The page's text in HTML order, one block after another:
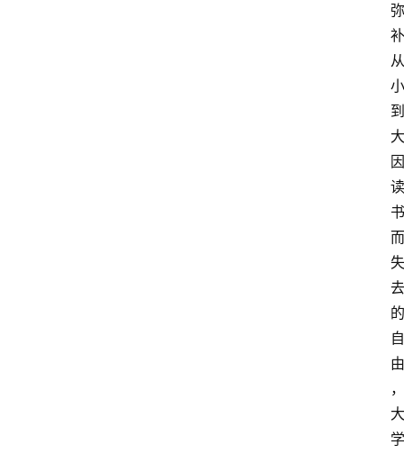
弥
补
从
小
到
大
因
读
书
而
失
去
的
自
由
，
大
学